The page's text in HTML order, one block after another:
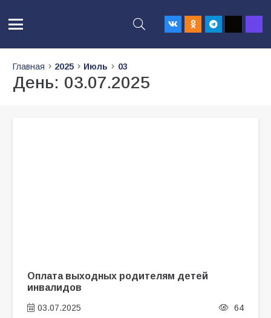
Главная 2025 Июль 03
День: 03.07.2025
Оплата выходных родителям детей
инвалидов
03.07.2025 64